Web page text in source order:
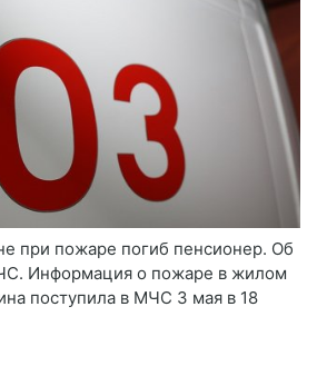
при пожаре погиб пенсионер. Об
Информация о пожаре в жилом
поступила в МЧС 3 мая в 18